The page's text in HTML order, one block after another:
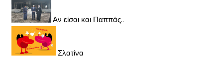
Αν είσαι και Παππάς..
Σλατίνα